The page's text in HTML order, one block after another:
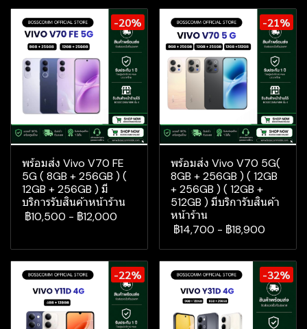
-20%
พร้อมส่ง Vivo V70 FE
5G ( 8GB + 256GB ) (
12GB + 256GB ) มี
บริการรับสินค้าหน้าร้าน
฿10,500 - ฿12,000
-21%
พร้อมส่ง Vivo V70 5G(
8GB + 256GB ) ( 12GB
+ 256GB ) ( 12GB +
512GB ) มีบริการับสินค้า
หน้าร้าน
฿14,700 - ฿18,900
-22% -32%